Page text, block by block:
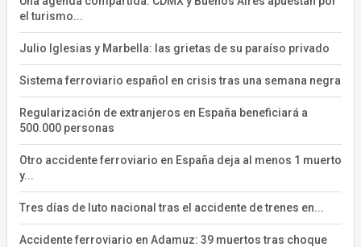
el turismo...
Julio Iglesias y Marbella: las grietas de su paraíso privado
Sistema ferroviario español en crisis tras una semana negra
Regularización de extranjeros en España beneficiará a
500.000 personas
Otro accidente ferroviario en España deja al menos 1 muerto
y...
Tres días de luto nacional tras el accidente de trenes en...
Accidente ferroviario en Adamuz: 39 muertos tras choque